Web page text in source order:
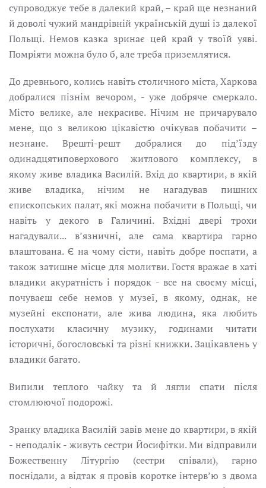
супроводжує тебе в далекий край, – край ще незнаний
й доволі чужий мандрівній українській душі із далекої
Польщі. Немов казка зринає цей край у твоїй уяві.
Помріяти можна було б, але треба приземлятися.
До древнього, колись навіть столичного міста, Харкова
добралися пізнім вечором, - уже добряче смеркало.
Місто велике, але некрасиве. Нічим не причарувало
мене, що з великою цікавістю очікував побачити –
незнане. Врешті-решт добралися до під’їзду
одинадцятиповерхового житлового комплексу, в
якому живе владика Василій. Вхід до квартири, в якій
живе владика, нічим не нагадував пишних
єпископських палат, які можна побачити в Польщі, чи
навіть у декого в Галичині. Вхідні двері трохи
нагадували... в’язничні, але сама квартира гарно
влаштована. Є на чому сісти, навіть добре поспати, а
також затишне місце для молитви. Гостя вражає в хаті
владики акуратність і порядок - все на своєму місці,
почуваєш себе немов у музеї, в якому, однак, не
музейні експонати, але жива людина, яка любить
послухати класичну музику, годинами читати
історичні, богословські та різні книжки. Зацікавлень у
владики багато.
Випили теплого чайку та й лягли спати після
стомлюючої подорожі.
Зранку владика Василій завів мене до квартири, в якій
- неподалік - живуть сестри Йосифітки. Ми відправили
Божественну Літургію (сестри співали), гарно
поснідали, а відтак я провів коротке інтерв’ю з двома